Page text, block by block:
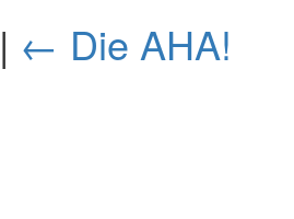
| ← Die AHA!